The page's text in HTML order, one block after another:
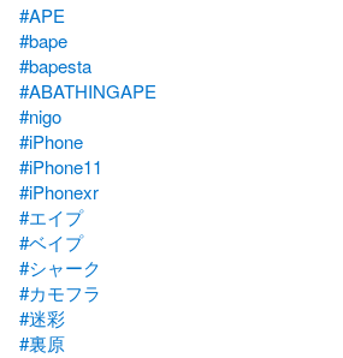
#APE
#bape
#bapesta
#ABATHINGAPE
#nigo
#iPhone
#iPhone11
#iPhonexr
#エイプ
#ベイプ
#シャーク
#カモフラ
#迷彩
#裏原